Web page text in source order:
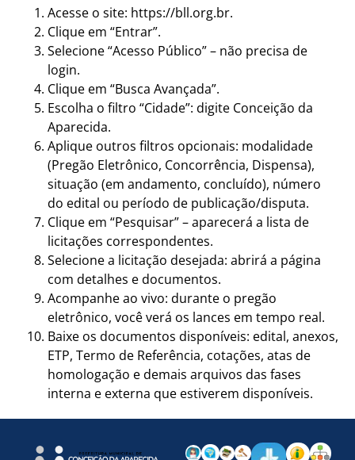
Acesse o site: https://bll.org.br.
Clique em “Entrar”.
Selecione “Acesso Público” – não precisa de
login.
Clique em “Busca Avançada”.
Escolha o filtro “Cidade”: digite Conceição da
Aparecida.
Aplique outros filtros opcionais: modalidade
(Pregão Eletrônico, Concorrência, Dispensa),
situação (em andamento, concluído), número
do edital ou período de publicação/disputa.
Clique em “Pesquisar” – aparecerá a lista de
licitações correspondentes.
Selecione a licitação desejada: abrirá a página
com detalhes e documentos.
Acompanhe ao vivo: durante o pregão
eletrônico, você verá os lances em tempo real.
Baixe os documentos disponíveis: edital, anexos,
ETP, Termo de Referência, cotações, atas de
homologação e demais arquivos das fases
interna e externa que estiverem disponíveis.